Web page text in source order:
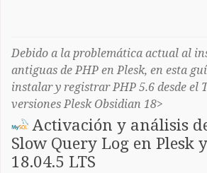
Debido a la problemática actual al
antiguas de PHP en Plesk, en esta
instalar y registrar PHP 5.6 desde el
versiones Plesk Obsidian 18>
Activación y análisis
Slow Query Log en Plesk
18.04.5 LTS